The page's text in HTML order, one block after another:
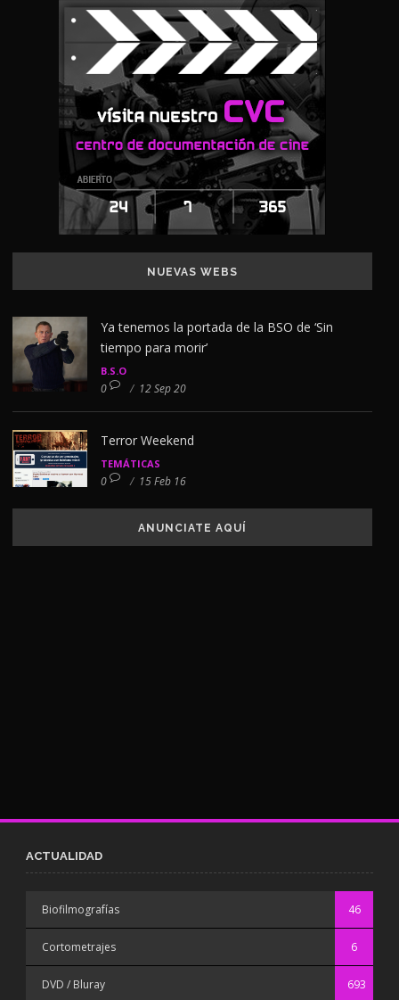
NUEVAS WEBS
Ya tenemos la portada de la BSO de ‘Sin
tiempo para morir’
B.S.O
0 / 12 Sep 20
Terror Weekend
TEMÁTICAS
0 / 15 Feb 16
ANUNCIATE AQUÍ
ACTUALIDAD
Biofilmografías 46
Cortometrajes 6
DVD / Bluray 693